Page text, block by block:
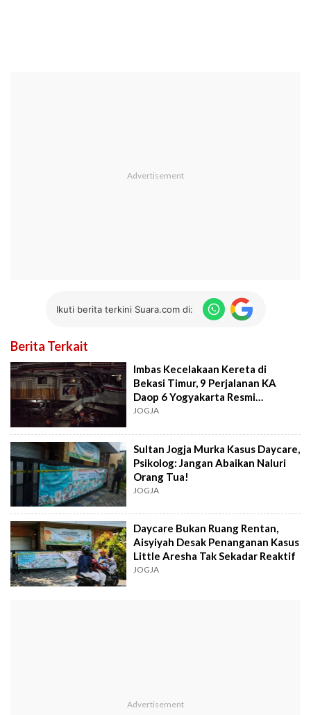
Ikuti berita terkini Suara.com di:
Berita Terkait
Imbas Kecelakaan Kereta di
Bekasi Timur, 9 Perjalanan KA
Daop 6 Yogyakarta Resmi
Dibatalkan
JOGJA
Sultan Jogja Murka Kasus Daycare,
Psikolog: Jangan Abaikan Naluri
Orang Tua!
JOGJA
Daycare Bukan Ruang Rentan,
Aisyiyah Desak Penanganan Kasus
Little Aresha Tak Sekadar Reaktif
JOGJA